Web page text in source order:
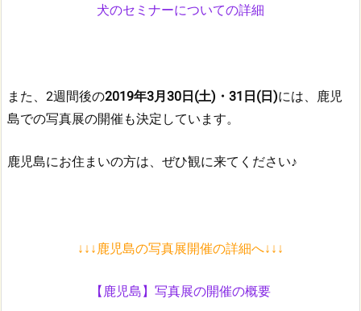
犬のセミナーについての詳細
また、2週間後の2019年3月30日(土)・31日(日)には、鹿児
島での写真展の開催も決定しています。
鹿児島にお住まいの方は、ぜひ観に来てください♪
↓↓↓鹿児島の写真展開催の詳細へ↓↓↓
【鹿児島】写真展の開催の概要